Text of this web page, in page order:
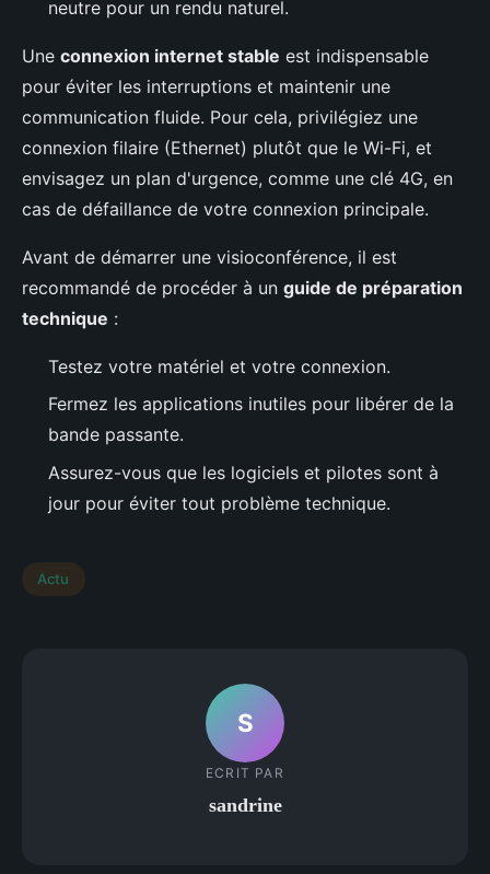
neutre pour un rendu naturel.
Une connexion internet stable est indispensable
pour éviter les interruptions et maintenir une
communication fluide. Pour cela, privilégiez une
connexion filaire (Ethernet) plutôt que le Wi-Fi, et
envisagez un plan d'urgence, comme une clé 4G, en
cas de défaillance de votre connexion principale.
Avant de démarrer une visioconférence, il est
recommandé de procéder à un guide de préparation
technique :
Testez votre matériel et votre connexion.
Fermez les applications inutiles pour libérer de la
bande passante.
Assurez-vous que les logiciels et pilotes sont à
jour pour éviter tout problème technique.
Actu
S
ECRIT PAR
sandrine